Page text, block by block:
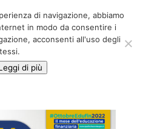
info@adventum.org
di navigazione, abbiamo
in modo da consentire i
acconsenti all'uso degli
di più